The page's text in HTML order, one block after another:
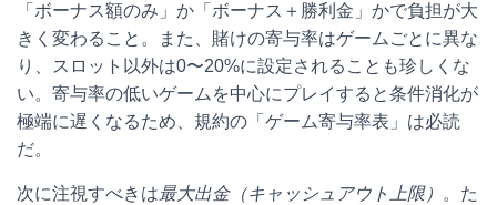
「ボーナス額のみ」か「ボーナス＋勝利金」かで負担が大
きく変わること。また、賭けの寄与率はゲームごとに異な
り、スロット以外は0〜20%に設定されることも珍しくな
い。寄与率の低いゲームを中心にプレイすると条件消化が
極端に遅くなるため、規約の「ゲーム寄与率表」は必読
だ。
次に注視すべきは最大出金（キャッシュアウト上限）
。た